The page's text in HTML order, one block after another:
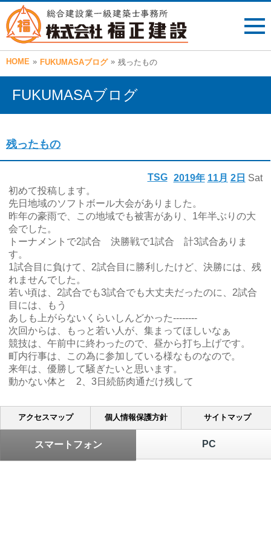
HOME » FUKUMASAブログ » 残ったもの
FUKUMASAブログ
残ったもの
2019年 11月 2日 Sat
TSG
初めて投稿します。
先日地域のソフトボール大会がありました。
昨年の豪雨で、この地域でも被害があり、1年半ぶりの大
会でした。
トーナメントで2試合 決勝戦で1試合 計3試合ありま
す。
1試合目に負けて、2試合目に勝利したけど、決勝には、残
れませんでした。
若い頃は、2試合でも3試合でも大丈夫だったのに、2試合
目には、もう
あしも上がらないくらいしんどかった--------
次回からは、もっと若い人が、集まってほしいなぁ
競技は、午前中に終わったので、昼から打ち上げです。
町内行事は、この為に参加している様なものなので。
来年は、優勝して騒ぎたいと思います。
動かない体と 2、3日続筋肉通だけ残して
アクセスマップ 個人情報保護方針 サイトマップ
PC
スマートフォン